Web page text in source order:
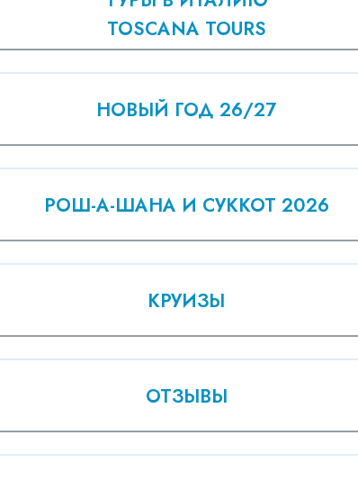
TOSCANA TOURS
НОВЫЙ ГОД 26/27
РОШ-А-ШАНА И СУККОТ 2026
КРУИЗЫ
ОТЗЫВЫ